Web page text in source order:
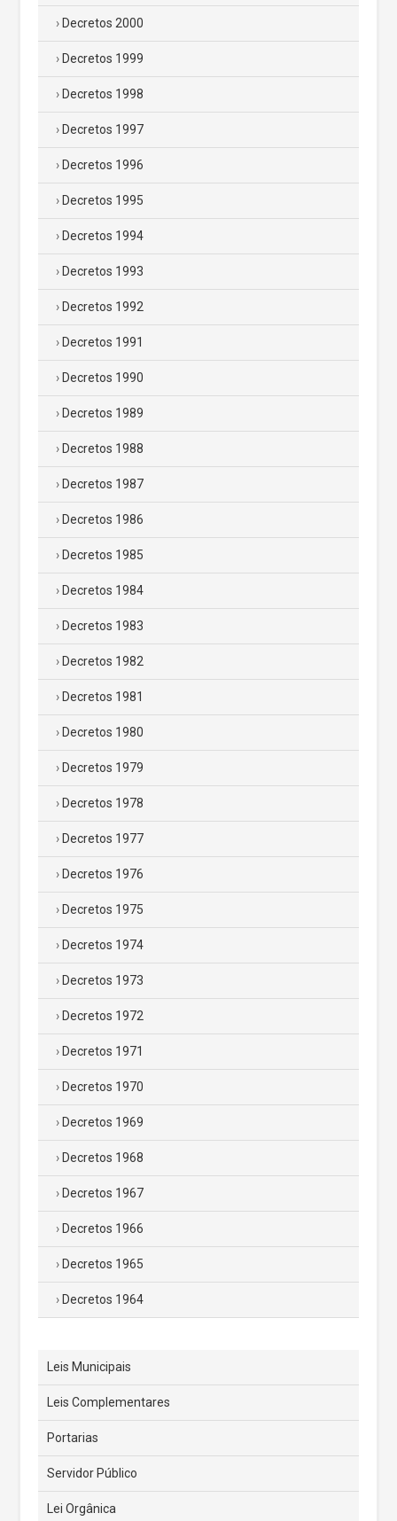
Decretos 2000
Decretos 1999
Decretos 1998
Decretos 1997
Decretos 1996
Decretos 1995
Decretos 1994
Decretos 1993
Decretos 1992
Decretos 1991
Decretos 1990
Decretos 1989
Decretos 1988
Decretos 1987
Decretos 1986
Decretos 1985
Decretos 1984
Decretos 1983
Decretos 1982
Decretos 1981
Decretos 1980
Decretos 1979
Decretos 1978
Decretos 1977
Decretos 1976
Decretos 1975
Decretos 1974
Decretos 1973
Decretos 1972
Decretos 1971
Decretos 1970
Decretos 1969
Decretos 1968
Decretos 1967
Decretos 1966
Decretos 1965
Decretos 1964
Leis Municipais
Leis Complementares
Portarias
Servidor Público
Lei Orgânica